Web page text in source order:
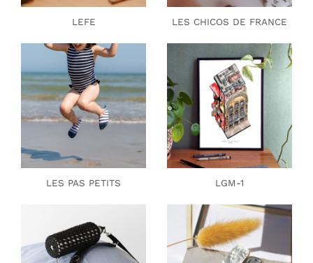
LEFE LES CHICOS DE FRANCE
LES PAS PETITS LGM-1